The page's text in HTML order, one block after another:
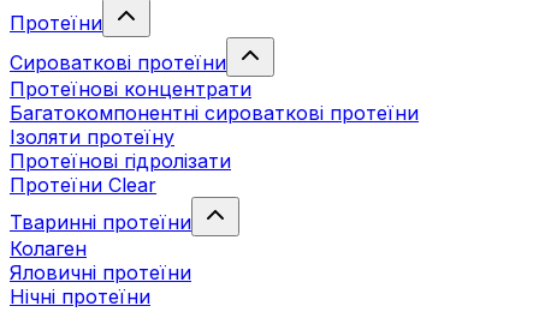
Протеїни
Сироваткові протеїни
Протеїнові концентрати
Багатокомпонентні сироваткові протеїни
Ізоляти протеїну
Протеїнові гідролізати
Протеїни Clear
Тваринні протеїни
Колаген
Яловичні протеїни
Нічні протеїни